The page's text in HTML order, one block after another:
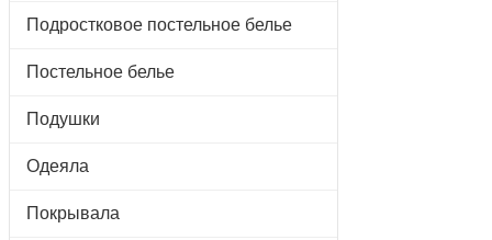
Подростковое постельное белье
Постельное белье
Подушки
Одеяла
Покрывала